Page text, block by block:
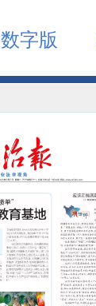
数字版